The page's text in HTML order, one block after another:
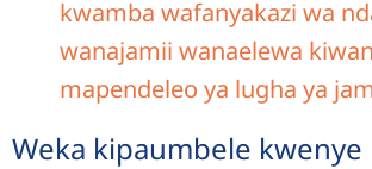
kwamba wafanyakazi wa
wanajamii wanaelewa
mapendeleo ya lugha ya
Weka kipaumbele kwenye